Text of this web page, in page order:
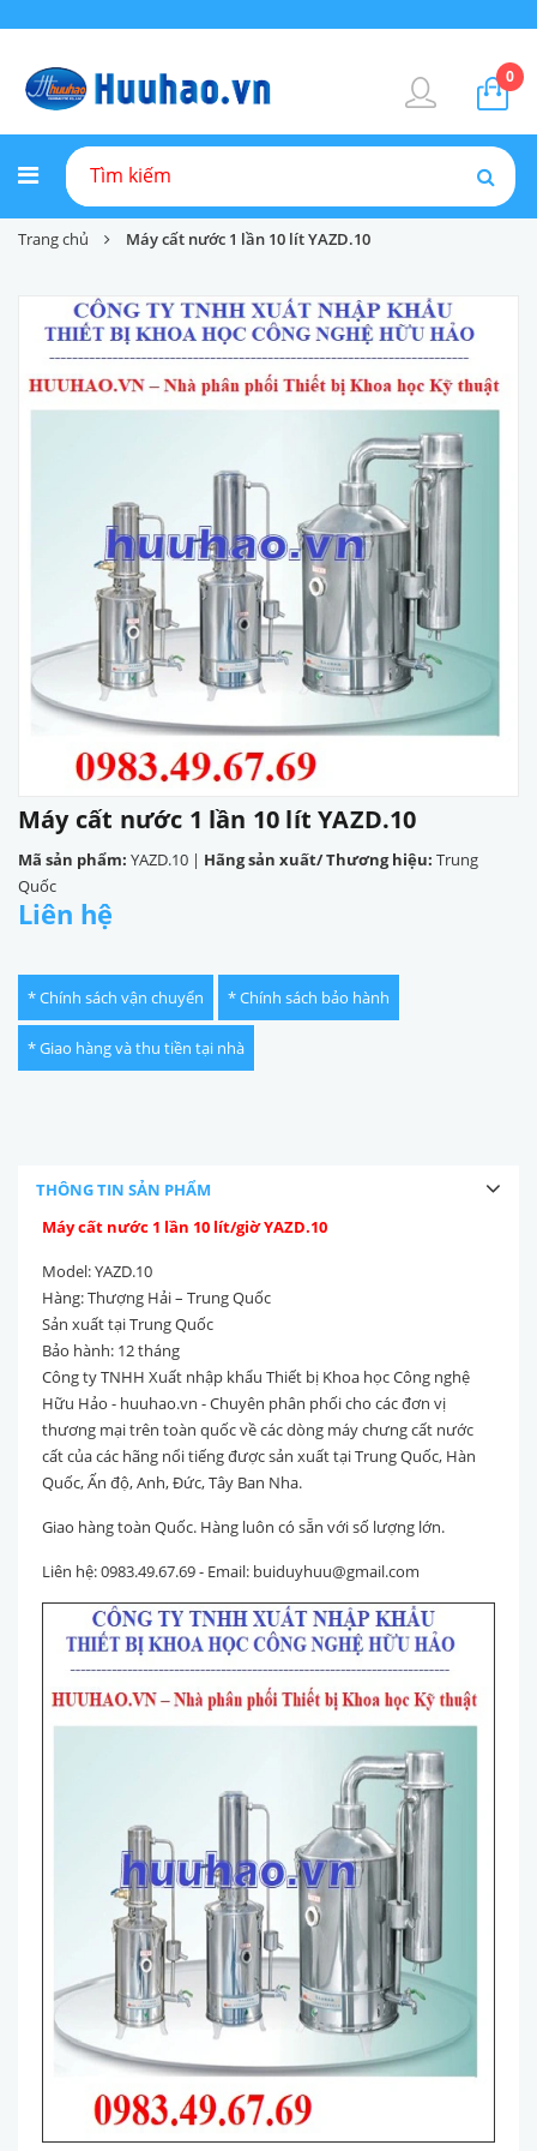
0
Trang chủ Máy cất nước 1 lần 10 lít YAZD.10
Máy cất nước 1 lần 10 lít YAZD.10
Mã sản phẩm: YAZD.10 | Hãng sản xuất/ Thương hiệu: Trung
Quốc
Liên hệ
* Chính sách vận chuyển * Chính sách bảo hành
* Giao hàng và thu tiền tại nhà
THÔNG TIN SẢN PHẨM
Máy cất nước 1 lần 10 lít/giờ YAZD.10
Model: YAZD.10
Hàng: Thượng Hải – Trung Quốc
Sản xuất tại Trung Quốc
Bảo hành: 12 tháng
Công ty TNHH Xuất nhập khẩu Thiết bị Khoa học Công nghệ
Hữu Hảo - huuhao.vn - Chuyên phân phối cho các đơn vị
thương mại trên toàn quốc về các dòng máy chưng cất nước
cất của các hãng nổi tiếng được sản xuất tại Trung Quốc, Hàn
Quốc, Ấn độ, Anh, Đức, Tây Ban Nha.
Giao hàng toàn Quốc. Hàng luôn có sẵn với số lượng lớn.
Liên hệ: 0983.49.67.69 - Email: buiduyhuu@gmail.com